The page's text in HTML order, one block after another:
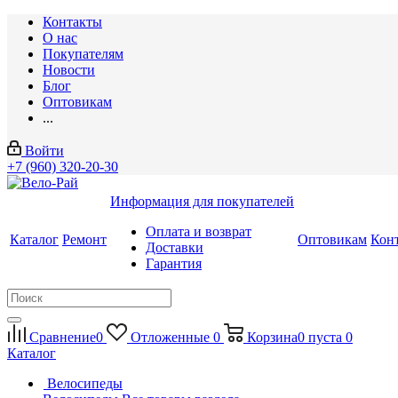
Контакты
О нас
Покупателям
Новости
Блог
Оптовикам
...
Войти
+7 (960) 320-20-30
Каталог Ремонт
Информация для покупателей
Оплата и возврат
Доставки
Гарантия
Оптовикам
Сравнение0 Отложенные 0 Корзина0 пуста 0
Каталог
Велосипеды